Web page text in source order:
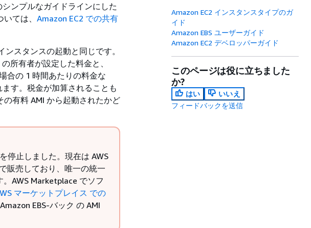
ンプルなガイドラインにした
ては、 Amazon EC2 での共有
スタンスの起動と同じです。
所有者が設定した料金と、
合の 1 時間あたりの料金な
す。税金が加算されることも
有料 AMI から起動されたかど
停止しました。現在は AWS
販売しており、唯一の統一
AWS Marketplace でソフ
マーケットプレイス での
EBS-バック の AMI
Amazon EC2 インスタンスタイプのガ
イド
Amazon EBS ユーザーガイド
Amazon EC2 デベロッパーガイド
このページは役に立ちました
か?
はい
いいえ
フィードバックを送信